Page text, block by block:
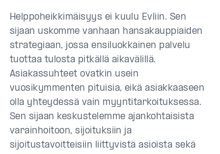
Helppoheikkimäisyys ei kuulu Evliin. Sen
sijaan uskomme vanhaan hansakauppiaiden
strategiaan, jossa ensiluokkainen palvelu
tuottaa tulosta pitkällä aikavälillä.
Asiakassuhteet ovatkin usein
vuosikymmenten pituisia, eikä asiakkaaseen
olla yhteydessä vain myyntitarkoituksessa.
Sen sijaan keskustelemme ajankohtaisista
varainhoitoon, sijoituksiin ja
sijoitustavoitteisiin liittyvistä asioista sekä